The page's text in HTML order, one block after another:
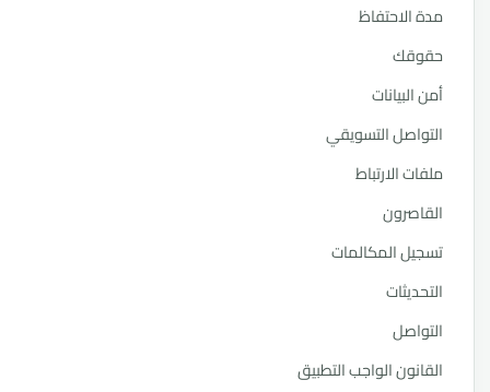
التسويقي
الارتباط
المكالمات
الواجب التطبيق